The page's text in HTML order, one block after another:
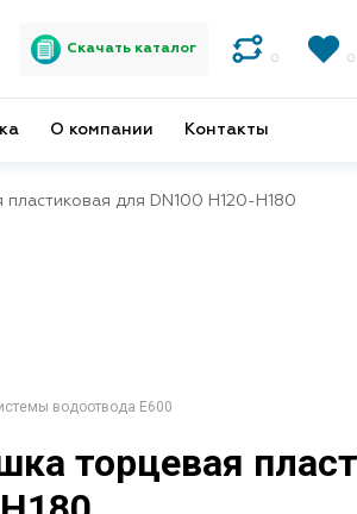
Скачать каталог
0 0
О компании Контакты
пластиковая для DN100 H120-Н180
водоотвода E600
торцевая